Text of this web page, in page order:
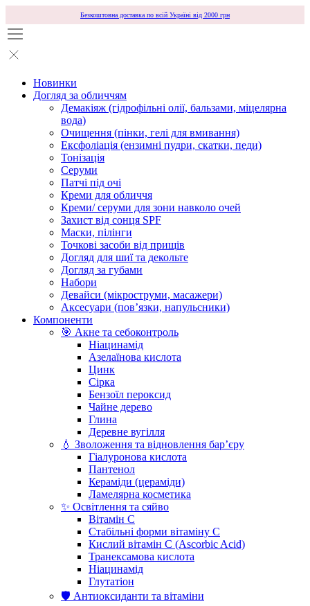
Безкоштовна доставка по всій Україні від 2000 грн
Новинки
Догляд за обличчям
Демакіяж (гідрофільні олії, бальзами, міцелярна
вода)
Очищення (пінки, гелі для вмивання)
Ексфоліація (ензимні пудри, скатки, педи)
Тонізація
Серуми
Патчі під очі
Креми для обличчя
Креми/ серуми для зони навколо очей
Захист від сонця SPF
Маски, пілінги
Точкові засоби від прищів
Догляд для шиї та декольте
Догляд за губами
Набори
Девайси (мікроструми, масажери)
Аксесуари (повʼязки, напульсники)
Компоненти
🎯 Акне та себоконтроль
Ніацинамід
Азелаїнова кислота
Цинк
Сірка
Бензоїл пероксид
Чайне дерево
Глина
Деревне вугілля
💧 Зволоження та відновлення бар’єру
Гіалуронова кислота
Пантенол
Кераміди (цераміди)
Ламелярна косметика
✨ Освітлення та сяйво
Вітамін С
Стабільні форми вітаміну С
Кислий вітамін С (Ascorbic Acid)
Транексамова кислота
Ніацинамід
Глутатіон
🛡️ Антиоксиданти та вітаміни